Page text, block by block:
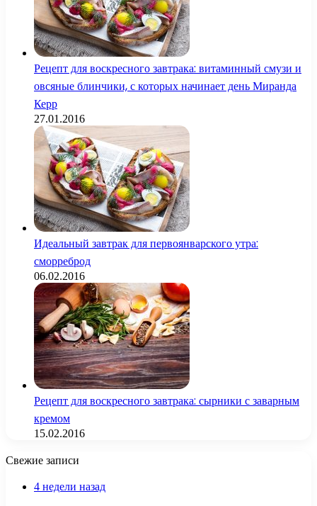
Рецепт для воскресного завтрака: витаминный смузи и
овсяные блинчики, с которых начинает день Миранда
Керр
27.01.2016
Идеальный завтрак для первоянварского утра:
сморреброд
06.02.2016
Рецепт для воскресного завтрака: сырники с заварным
кремом
15.02.2016
Свежие записи
4 недели назад